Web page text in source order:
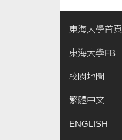
東海大學首頁
東海大學FB
校園地圖
繁體中文
ENGLISH